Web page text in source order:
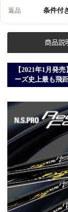
返品 条件付
商品説
【2021年1月発
ーズ史上最も飛